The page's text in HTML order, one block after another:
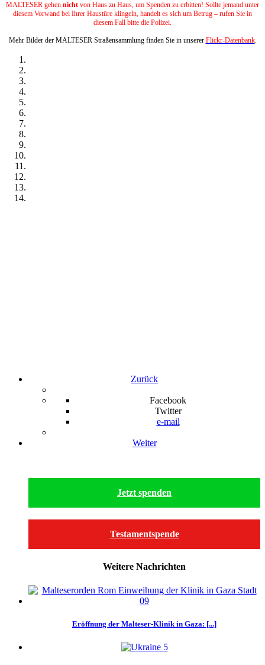
MALTESER gehen nicht von Haus zu Haus, um Spenden zu erbitten! Sollte jemand unter
diesem Vorwand bei Ihrer Haustüre klingeln, handelt es sich um Betrug – rufen Sie in
diesem Fall bitte die Polizei.
Mehr Bilder der MALTESER Straßensammlung finden Sie in unserer Flickr-Datenbank.
Zurück
Facebook
Twitter
e-mail
Weiter
Jetzt spenden
Testamentspende
Weitere Nachrichten
Eröffnung der Malteser-Klinik in Gaza: [...]